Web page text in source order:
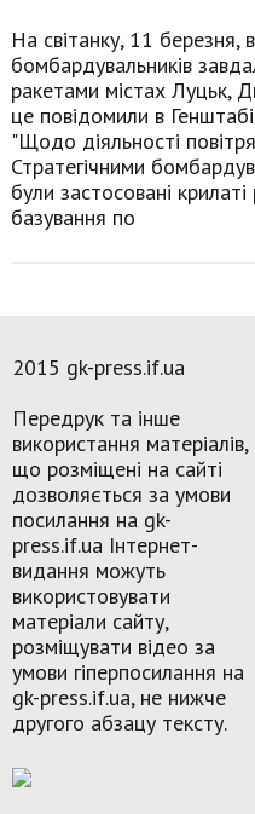
На світанку, 11 березня,
бомбардувальників
ракетами містах Луцьк,
це повідомили в
"Щодо діяльності
Стратегічними
були застосовані
базування по
2015 gk-press.if.ua
Передрук та інше
використання матеріалів,
що розміщені на сайті
дозволяється за умови
посилання на gk-
press.if.ua Інтернет-
видання можуть
використовувати
матеріали сайту,
розміщувати відео за
умови гіперпосилання на
gk-press.if.ua, не нижче
другого абзацу тексту.